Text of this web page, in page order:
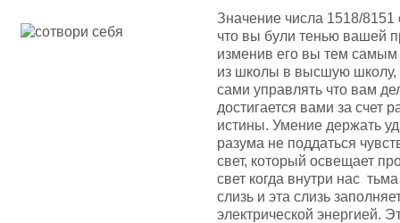
Значение числа 1518/8151
что вы були тенью вашей
изменив его вы тем самым
из школы в высшую школу,
сами управлять что вам
достигается вами за счет
истины. Умение держать
разума не поддаться
свет, который освещает
свет когда внутри нас
слизь и эта слизь
электрической энергией.